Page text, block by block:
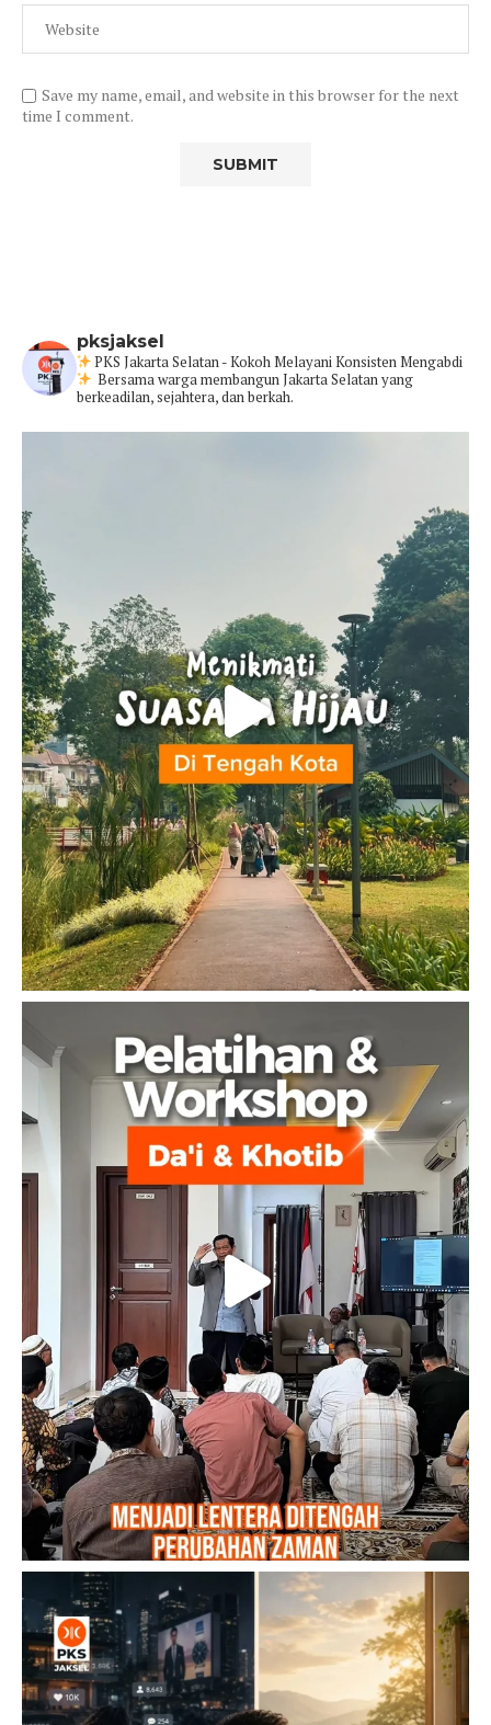
Save my name, email, and website in this browser for the next
time I comment.
pksjaksel
PKS Jakarta Selatan - Kokoh Melayani Konsisten Mengabdi
Bersama warga membangun Jakarta Selatan yang
berkeadilan, sejahtera, dan berkah.